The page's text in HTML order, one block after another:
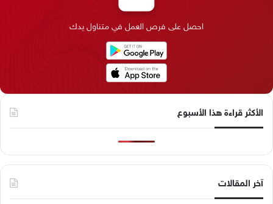
ن
ر
ا
م
م
k
احصل على فرص العمل في متناول يدك
الأكثر قراءة هذا الأسبوع
آخر المقالات